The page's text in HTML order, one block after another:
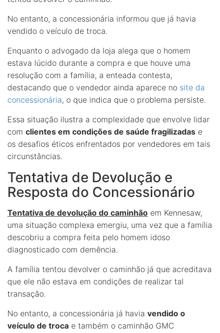
No entanto, a concessionária informou que já havia
vendido o veículo de troca.
Enquanto o advogado da loja alega que o homem
estava lúcido durante a compra e que houve uma
resolução com a família, a enteada contesta,
destacando que o vendedor ainda aparece no site da
concessionária, o que indica que o problema persiste.
Essa situação ilustra a complexidade que envolve lidar
com clientes em condições de saúde fragilizadas e
os desafios éticos enfrentados por vendedores em tais
circunstâncias.
Tentativa de Devolução e
Resposta do Concessionário
Tentativa de devolução do caminhão em Kennesaw,
uma situação complexa emergiu, uma vez que a família
descobriu a compra feita pelo homem idoso
diagnosticado com demência.
A família tentou devolver o caminhão já que acreditava
que ele não estava em condições de realizar tal
transação.
No entanto, a concessionária já havia vendido o
veículo de troca e também o caminhão GMC